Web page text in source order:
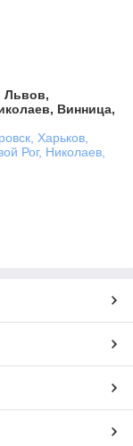
Львов,
Винница,
Харьков,
Рог, Николаев,